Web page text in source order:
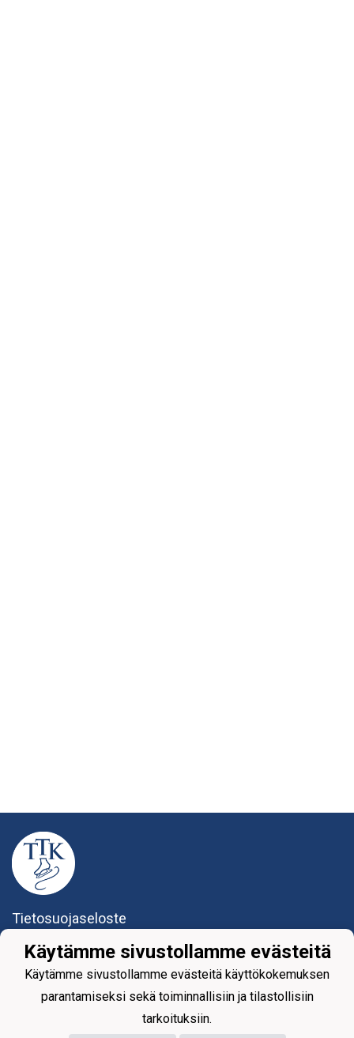
Tietosuojaseloste
Tikkurilan Taitoluisteluklubi ry
Yhteystiedot
Käytämme sivustollamme evästeitä
Käytämme sivustollamme evästeitä käyttökokemuksen
parantamiseksi sekä toiminnallisiin ja tilastollisiin
tarkoituksiin.